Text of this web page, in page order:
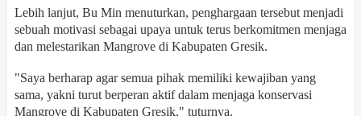
Lebih lanjut, Bu Min menuturkan, penghargaan tersebut menjadi
sebuah motivasi sebagai upaya untuk terus berkomitmen menjaga
dan melestarikan Mangrove di Kabupaten Gresik.
"Saya berharap agar semua pihak memiliki kewajiban yang
sama, yakni turut berperan aktif dalam menjaga konservasi
Mangrove di Kabupaten Gresik," tuturnya.